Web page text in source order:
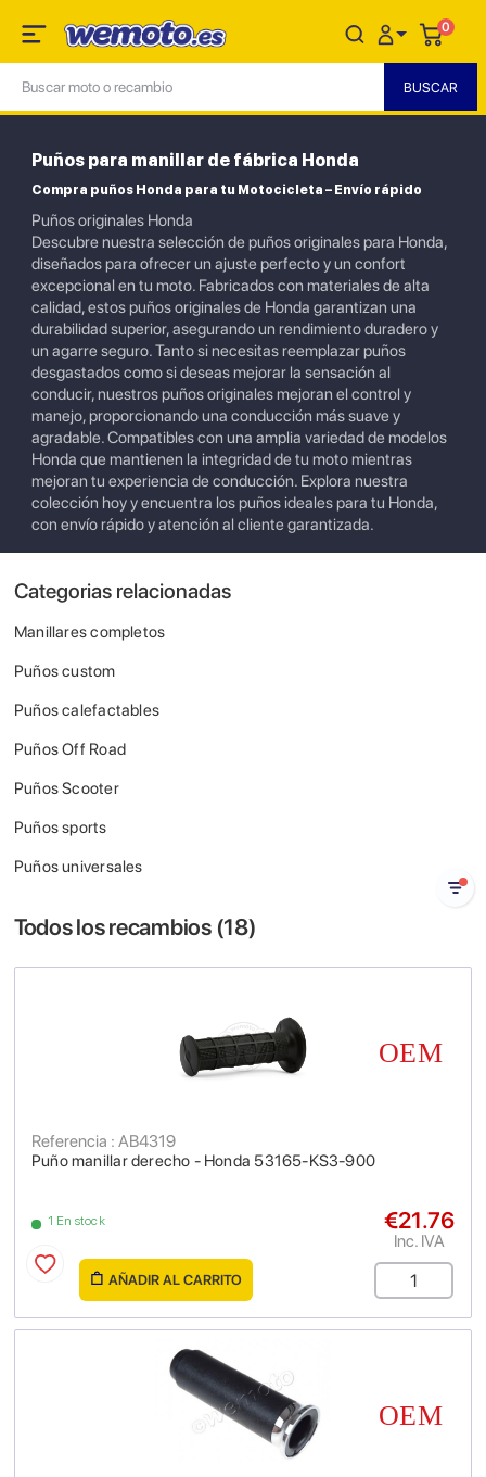
0
Puños para manillar de fábrica Honda
Compra puños Honda para tu Motocicleta – Envío rápido
Puños originales Honda
Descubre nuestra selección de puños originales para Honda,
diseñados para ofrecer un ajuste perfecto y un confort
excepcional en tu moto. Fabricados con materiales de alta
calidad, estos puños originales de Honda garantizan una
durabilidad superior, asegurando un rendimiento duradero y
un agarre seguro. Tanto si necesitas reemplazar puños
desgastados como si deseas mejorar la sensación al
conducir, nuestros puños originales mejoran el control y
manejo, proporcionando una conducción más suave y
agradable. Compatibles con una amplia variedad de modelos
Honda que mantienen la integridad de tu moto mientras
mejoran tu experiencia de conducción. Explora nuestra
colección hoy y encuentra los puños ideales para tu Honda,
con envío rápido y atención al cliente garantizada.
Categorias relacionadas
Manillares completos
Puños custom
Puños calefactables
Puños Off Road
Puños Scooter
Puños sports
Puños universales
Todos los recambios (18)
Puño manillar derecho - Honda 53165-KS3-900
Referencia : AB4319
1 En stock €21.76
Inc. IVA
AÑADIR AL CARRITO